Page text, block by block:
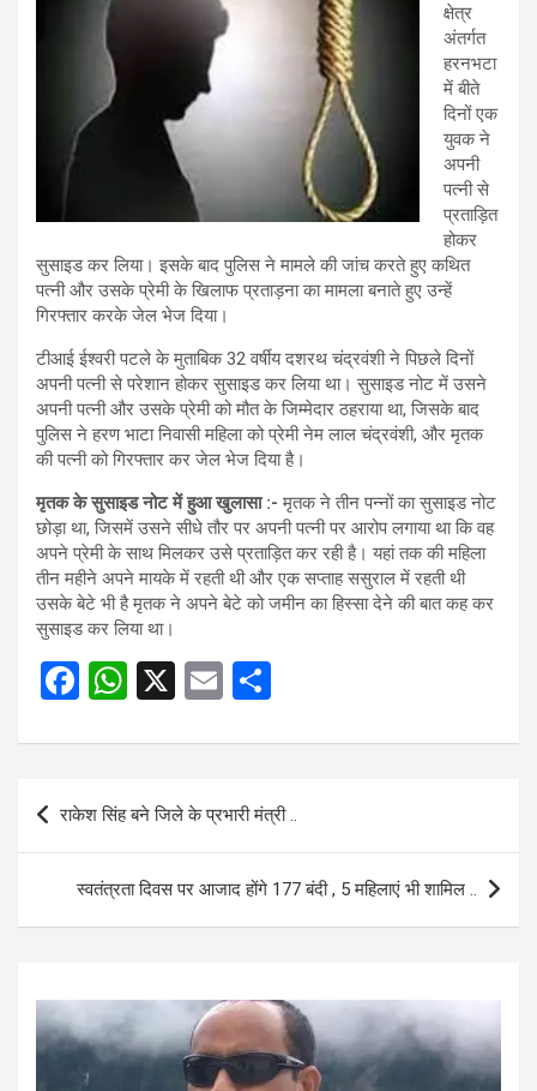
क्षेत्र
अंतर्गत
हरनभटा
में बीते
दिनों एक
युवक ने
अपनी
पत्नी से
प्रताड़ित
होकर
सुसाइड कर लिया। इसके बाद पुलिस ने मामले की जांच करते हुए कथित
पत्नी और उसके प्रेमी के खिलाफ प्रताड़ना का मामला बनाते हुए उन्हें
गिरफ्तार करके जेल भेज दिया।
टीआई ईश्वरी पटले के मुताबिक 32 वर्षीय दशरथ चंद्रवंशी ने पिछले दिनों
अपनी पत्नी से परेशान होकर सुसाइड कर लिया था। सुसाइड नोट में उसने
अपनी पत्नी और उसके प्रेमी को मौत के जिम्मेदार ठहराया था, जिसके बाद
पुलिस ने हरण भाटा निवासी महिला को प्रेमी नेम लाल चंद्रवंशी, और मृतक
की पत्नी को गिरफ्तार कर जेल भेज दिया है।
मृतक के सुसाइड नोट में हुआ खुलासा :-मृतक ने तीन पन्नों का सुसाइड नोट
छोड़ा था, जिसमें उसने सीधे तौर पर अपनी पत्नी पर आरोप लगाया था कि वह
अपने प्रेमी के साथ मिलकर उसे प्रताड़ित कर रही है। यहां तक की महिला
तीन महीने अपने मायके में रहती थी और एक सप्ताह ससुराल में रहती थी
उसके बेटे भी है मृतक ने अपने बेटे को जमीन का हिस्सा देने की बात कह कर
सुसाइड कर लिया था।
F
ce
o
o
k
W
at
s
A
p
p
X
E
ail ar
e
Post
navigation
राकेश सिंह बने जिले के प्रभारी मंत्री ..
स्वतंत्रता दिवस पर आजाद होंगे 177 बंदी , 5 महिलाएं भी शामिल ..